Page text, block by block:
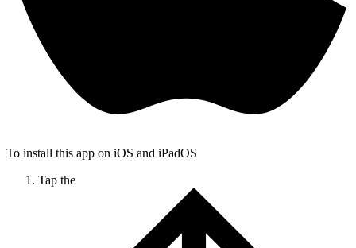
To install this app on iOS and iPadOS
Tap the